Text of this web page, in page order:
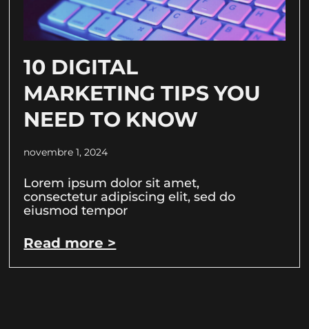
10 DIGITAL
MARKETING TIPS YOU
NEED TO KNOW
novembre 1, 2024
Lorem ipsum dolor sit amet,
consectetur adipiscing elit, sed do
eiusmod tempor
Read more >